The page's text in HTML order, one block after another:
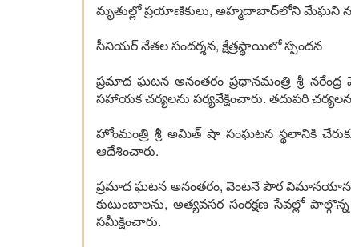
మృతుల్లో ప్రయాణికులు, అహ్మదాబాద్‌లోని మేఘని
సీనియర్ నేతల సందర్శన, క్షేత్రస్థాయిలో స్పందన
ప్రమాద ఘటన అనంతరం ప్రధానమంత్రి శ్రీ
సహాయక చర్యలను పర్యవేక్షించారు. తదుపరి
హోంమంత్రి శ్రీ అమిత్ షా సంఘటన స్థలానికి
ఆదేశించారు.
ప్రమాద ఘటన అనంతరం, వెంటనే పౌర విమానయాన
కుటుంబాలను, అత్యవసర సంరక్షణ సేవల్లో
సమీక్షించారు.